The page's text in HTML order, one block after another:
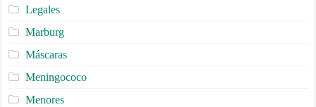
Legales
Marburg
Máscaras
Meningococo
Menores